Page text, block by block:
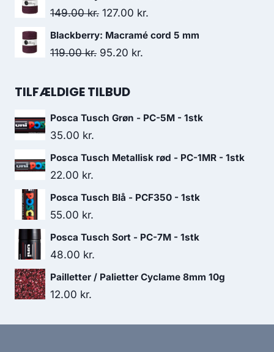
149.00kr. 127.00 kr.
Blackberry: Macramé cord 5 mm
119.00kr. 95.20 kr.
TILFÆLDIGE TILBUD
Posca Tusch Grøn - PC-5M - 1stk
35.00 kr.
Posca Tusch Metallisk rød - PC-1MR - 1stk
22.00 kr.
Posca Tusch Blå - PCF350 - 1stk
55.00 kr.
Posca Tusch Sort - PC-7M - 1stk
48.00 kr.
Pailletter / Palietter Cyclame 8mm 10g
12.00 kr.